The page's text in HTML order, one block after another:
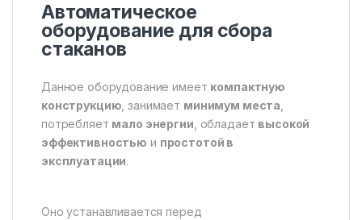
Автоматическое
оборудование для сбора
стаканов
Данное оборудование имеет компактную
конструкцию , занимает минимум места
потребляет мало энергии , обладает высокой
эффективностью и простотой в
эксплуатации.
Оно устанавливается перед